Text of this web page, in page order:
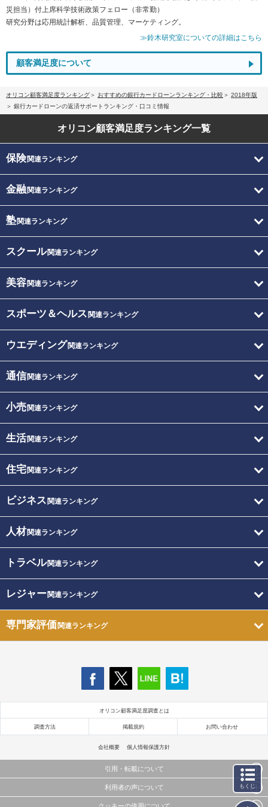
災担当）付上席科学技術政策フェロー（非常勤）
研究分野は応用統計解析、品質管理、マーケティング。
≫鈴木研究室についての詳細はこちら
顧客満足度について
オリコン顧客満足度ランキング おすすめの銀行カードローンランキング・比較
2018年版
銀行カードローンの返済サポートランキング・口コミ情報
オリコン顧客満足度ランキング一覧
保険関連ランキング
金融関連ランキング
塾関連ランキング
スクール関連ランキング
美容関連ランキング
スポーツ＆ヘルス 関連ランキング
ウエディング関連ランキング
通信関連ランキング
小売関連ランキング
生活関連ランキング
住宅関連ランキング
ビジネス 関連ランキング
人材関連ランキング
トラベル関連ランキング
レジャー関連ランキング
専門家評価関連ランキング
オリコン顧客満足度調査とは
調査方法 掲載規約 お問い合わせ
会社概要 個人情報保護方針
引用・転載について
当サイトで公開されている情報（文字、写真、イラスト、画像データ等）及びこれらの配置・
利用者の声について もくじ